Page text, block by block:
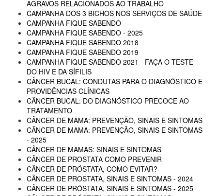
AGRAVOS RELACIONADOS AO TRABALHO
CAMPANHA DOS 3 BICHOS NOS SERVIÇOS DE SAÚDE
CAMPANHA FIQUE SABENDO
CAMPANHA FIQUE SABENDO - 2025
CAMPANHA FIQUE SABENDO 2018
CAMPANHA FIQUE SABENDO 2019
CAMPANHA FIQUE SABENDO 2021 - FAÇA O TESTE
DO HIV E DA SÍFILIS
CÂNCER BUCAL: CONDUTAS PARA O DIAGNÓSTICO E
PROVIDÊNCIAS CLÍNICAS
CÂNCER BUCAL: DO DIAGNÓSTICO PRECOCE AO
TRATAMENTO
CÂNCER DE MAMA: PREVENÇÃO, SINAIS E SINTOMAS
CÂNCER DE MAMA: PREVENÇÃO, SINAIS E SINTOMAS
- 2025
CÂNCER DE MAMAS: SINAIS E SINTOMAS
CÂNCER DE PROSTATA COMO PREVENIR
CÂNCER DE PRÓSTATA, COMO EVITAR?
CÂNCER DE PROSTATA, SINAIS E SINTOMAS - 2024
CÂNCER DE PRÓSTATA, SINAIS E SINTOMAS - 2025